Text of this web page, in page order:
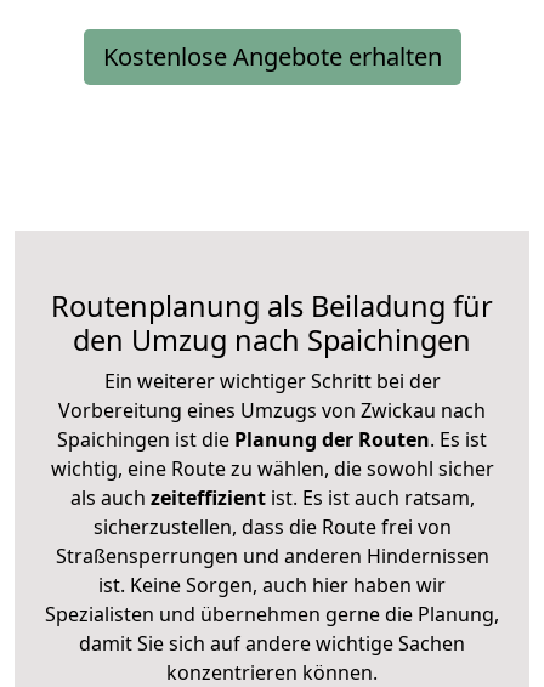
Kostenlose Angebote erhalten
Routenplanung als Beiladung für
den Umzug nach Spaichingen
Ein weiterer wichtiger Schritt bei der
Vorbereitung eines Umzugs von Zwickau nach
Spaichingen ist die Planung der Routen. Es ist
wichtig, eine Route zu wählen, die sowohl sicher
als auch zeiteffizientist. Es ist auch ratsam,
sicherzustellen, dass die Route frei von
Straßensperrungen und anderen Hindernissen
ist. Keine Sorgen, auch hier haben wir
Spezialisten und übernehmen gerne die Planung,
damit Sie sich auf andere wichtige Sachen
konzentrieren können.